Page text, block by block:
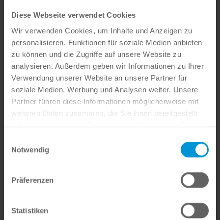
Diese Webseite verwendet Cookies
Wir verwenden Cookies, um Inhalte und Anzeigen zu
personalisieren, Funktionen für soziale Medien anbieten
zu können und die Zugriffe auf unsere Website zu
analysieren. Außerdem geben wir Informationen zu Ihrer
Verwendung unserer Website an unsere Partner für
soziale Medien, Werbung und Analysen weiter. Unsere
Partner führen diese Informationen möglicherweise mit
weiteren Daten zusammen, die Sie ihnen bereitgestellt
Notwendig
Präferenzen
Statistiken
Polymerisationsschrumpfung
Füllstoffgehalt als fließfähige Komposite, daraus
Polymerisationsschrumpfung. OMNICHROMA
FLOW BULK besitzt für ein Bulk-Fill-Komposit aber